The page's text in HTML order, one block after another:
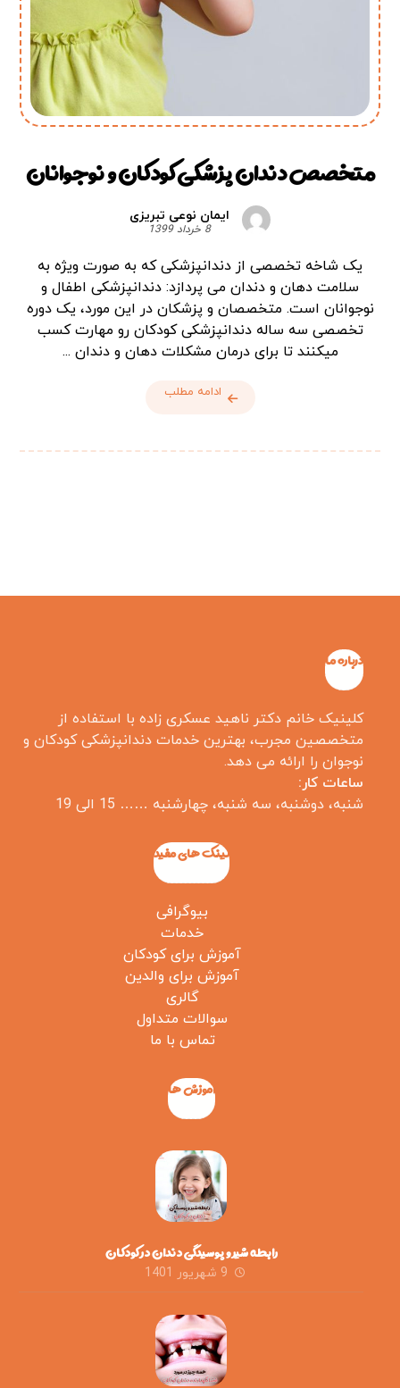
متخصص دندان پزشکی کودکان و نوجوانان
ایمان نوعی تبریزی
8 خرداد 1399
یک شاخه تخصصی از دندانپزشکی که به صورت ویژه به
سلامت دهان و دندان می پردازد: دندانپزشکی اطفال و
نوجوانان است. متخصصان و پزشکان در این مورد، یک دوره
تخصصی سه ساله دندانپزشکی کودکان رو مهارت کسب
میکنند تا برای درمان مشکلات دهان و دندان ...
ادامه مطلب
درباره ما
کلینیک خانم دکتر ناهید عسکری زاده با استفاده از
متخصصین مجرب، بهترین خدمات دندانپزشکی کودکان و
نوجوان را ارائه می دهد.
ساعات کار:
شنبه، دوشنبه، سه شنبه، چهارشنبه …… 15 الی 19
لینک های مفید
بیوگرافی
خدمات
آموزش برای کودکان
آموزش برای والدین
گالری
سوالات متداول
تماس با ما
آموزش ها
رابطه شیر و پوسیدگی دندان در کودکان
9 شهریور 1401